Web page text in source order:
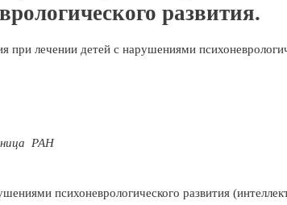
развития.
при лечении детей с нарушениями
РАН
психоневрологического развития